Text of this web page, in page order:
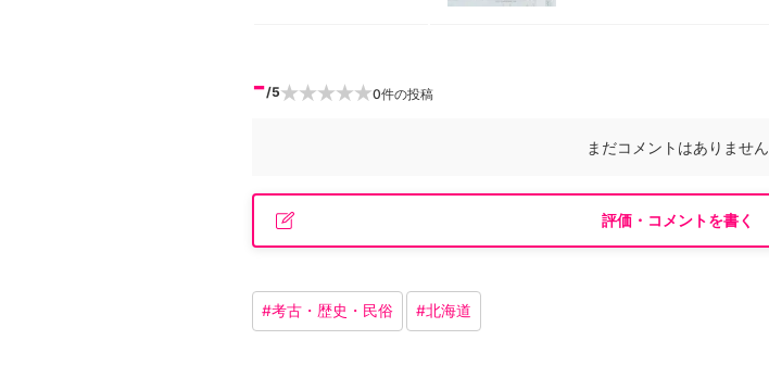
-/5 0件の投稿
まだコメントはありません
評価・コメントを書く
#考古・歴史・民俗 #北海道